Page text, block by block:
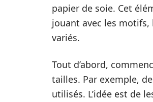
papier de soie. Cet
jouant avec les
variés.
Tout d’abord,
tailles. Par exemple,
utilisés. L’idée est de